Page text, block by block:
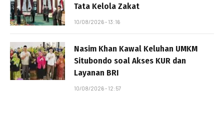
Tata Kelola Zakat
10/08/2026 - 13:16
Nasim Khan Kawal Keluhan UMKM
Situbondo soal Akses KUR dan
Layanan BRI
10/08/2026 - 12:57